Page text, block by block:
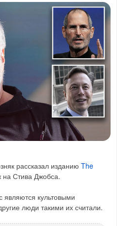
рассказал изданиюThe
Стива Джобса.
культовыми
люди такими их считали.